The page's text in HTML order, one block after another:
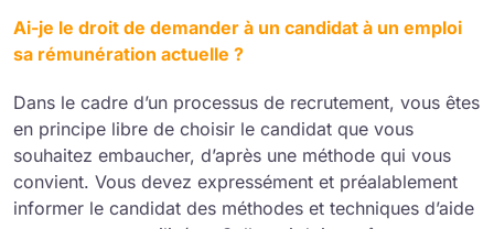
Ai-je le droit de demander à un candidat à un emploi
sa rémunération actuelle ?
Dans le cadre d’un processus de recrutement, vous êtes
en principe libre de choisir le candidat que vous
souhaitez embaucher, d’après une méthode qui vous
convient. Vous devez expressément et préalablement
informer le candidat des méthodes et techniques d’aide